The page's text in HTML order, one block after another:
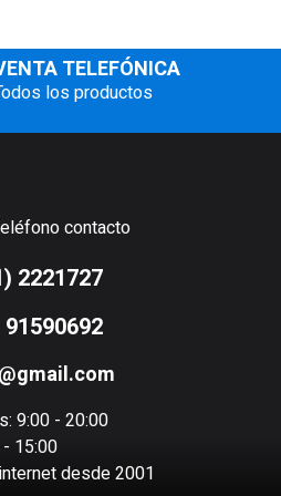
TELEFÓNICA
los productos
contacto
2221727
9:00 - 20:00
15:00
desde 2001